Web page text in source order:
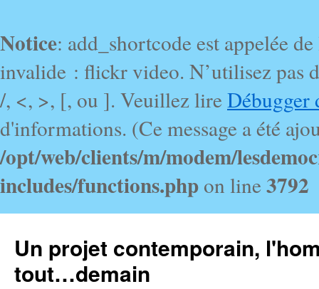
Notice: add_shortcode est appelée
invalide : flickr video. N’utilisez pas
/, <, >, [, ou ]. Veuillez lireDébugger
d'informations. (Ce message a été
/opt/web/clients/m/modem/
includes/functions.php on line3792
Un projet contemporain,
tout…demain